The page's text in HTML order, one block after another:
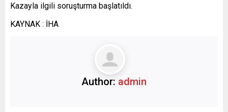
Kazayla ilgili soruşturma başlatıldı.
KAYNAK : İHA
Author: admin